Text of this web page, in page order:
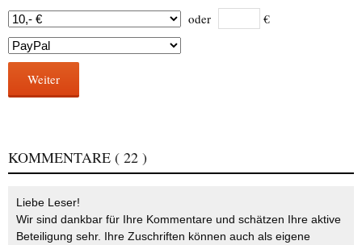
oder €
Weiter
KOMMENTARE ( 22 )
Liebe Leser!
Wir sind dankbar für Ihre Kommentare und schätzen Ihre aktive
Beteiligung sehr. Ihre Zuschriften können auch als eigene